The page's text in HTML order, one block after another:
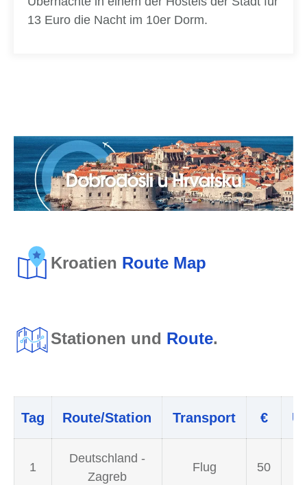
13 Euro die Nacht im 10er Dorm.
Kroatien Route Map
Stationen und Route.
Tag Route/Station Transport €
1
Deutschland -
Zagreb
Flug 50